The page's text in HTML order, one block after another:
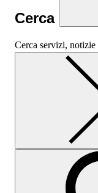
Cerca
Cerca servizi, notizie